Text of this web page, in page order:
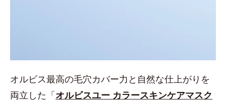
オルビス最高の毛穴カバー力と自然な仕上がりを
両立した「オルビスユー カラースキンケアマスク